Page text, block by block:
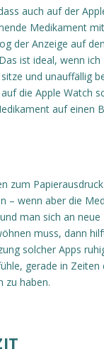
auch auf der
Medikament
der Anzeige auf
ist ideal, wenn ich
und unauffällig
die Apple Watch
auf einen
zum
– wenn aber die
man sich an
muss, dann
solcher Apps
gerade in Zeiten
zu haben.